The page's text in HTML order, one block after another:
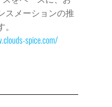
スメーションの推
spice.com/